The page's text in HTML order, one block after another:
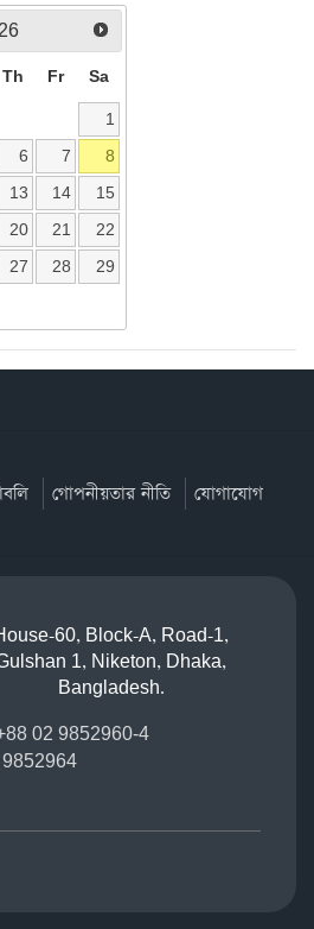
Th Fr Sa
1
6 7
8
13 14
15
20 21
22
27 28
29
গোপনীয়তার নীতি যোগাযোগ
60, Block-A, Road-1,
1, Niketon, Dhaka,
Bangladesh.
02 9852960-4
9852964